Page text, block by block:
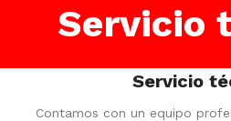
Servicio
Servicio
Contamos con un equipo